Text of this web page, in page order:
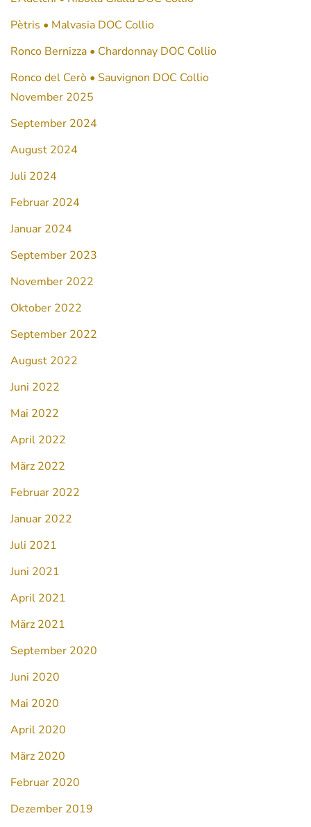
Pètris • Malvasia DOC Collio
Ronco Bernizza • Chardonnay DOC Collio
Ronco del Cerò • Sauvignon DOC Collio
November 2025
September 2024
August 2024
Juli 2024
Februar 2024
Januar 2024
September 2023
November 2022
Oktober 2022
September 2022
August 2022
Juni 2022
Mai 2022
April 2022
März 2022
Februar 2022
Januar 2022
Juli 2021
Juni 2021
April 2021
März 2021
September 2020
Juni 2020
Mai 2020
April 2020
März 2020
Februar 2020
Dezember 2019